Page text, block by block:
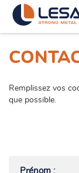
Remplissez vos
que possible.